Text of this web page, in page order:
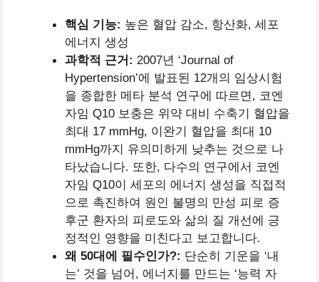
핵심 기능: 높은 혈압 감소, 항산화, 세포
에너지 생성
과학적 근거: 2007년 ‘Journal of
Hypertension’에 발표된 12개의 임상시험
을 종합한 메타 분석 연구에 따르면, 코엔
자임 Q10 보충은 위약 대비 수축기 혈압을
최대 17 mmHg, 이완기 혈압을 최대 10
mmHg까지 유의미하게 낮추는 것으로 나
타났습니다. 또한, 다수의 연구에서 코엔
자임 Q10이 세포의 에너지 생성을 직접적
으로 촉진하여 원인 불명의 만성 피로 증
후군 환자의 피로도와 삶의 질 개선에 긍
정적인 영향을 미친다고 보고합니다.
왜 50대에 필수인가?: 단순히 기운을 ‘내
는’ 것을 넘어, 에너지를 만드는 ‘능력 자